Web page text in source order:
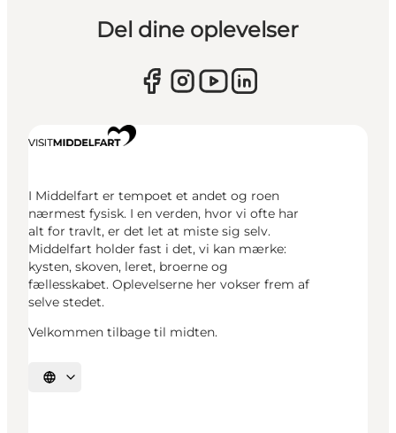
Del dine oplevelser
I Middelfart er tempoet et andet og roen
nærmest fysisk. I en verden, hvor vi ofte har
alt for travlt, er det let at miste sig selv.
Middelfart holder fast i det, vi kan mærke:
kysten, skoven, leret, broerne og
fællesskabet. Oplevelserne her vokser frem af
selve stedet.
Velkommen tilbage til midten.
Vælg sprog